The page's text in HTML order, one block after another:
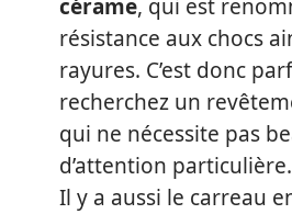
cérame, qui est
résistance aux chocs
rayures. C’est donc
recherchez un
qui ne nécessite pas
d’attention particulière.
Il y a aussi le carreau